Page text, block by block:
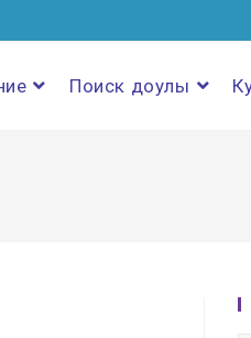
Поиск доулы